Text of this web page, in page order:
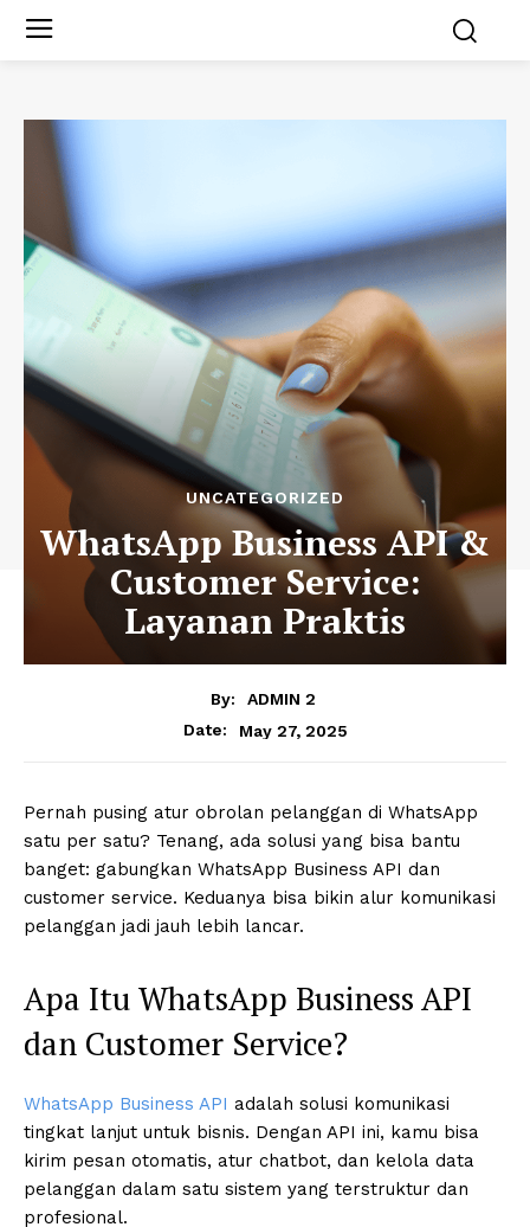
UNCATEGORIZED
WhatsApp Business API &
Customer Service:
Layanan Praktis
By:
ADMIN 2
Date:
May 27, 2025
Pernah pusing atur obrolan pelanggan di WhatsApp
satu per satu? Tenang, ada solusi yang bisa bantu
banget: gabungkan WhatsApp Business API dan
customer service. Keduanya bisa bikin alur komunikasi
pelanggan jadi jauh lebih lancar.
Apa Itu WhatsApp Business API
dan Customer Service?
WhatsApp Business API adalah solusi komunikasi
tingkat lanjut untuk bisnis. Dengan API ini, kamu bisa
kirim pesan otomatis, atur chatbot, dan kelola data
pelanggan dalam satu sistem yang terstruktur dan
profesional.